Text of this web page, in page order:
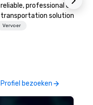
reliable, professional
transportation solutions for
corporate travelers and
vetted international partner
network. We are committed to
Vervoer
Profiel bezoeken